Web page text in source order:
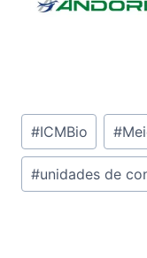
Tags
do
Post:
#ICMBio #
#unidades de